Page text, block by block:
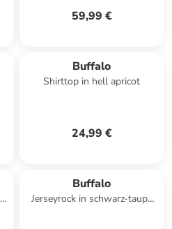
59,99 €
Buffalo
Shirttop in hell apricot
24,99 €
Buffalo
Jerseyrock in schwarz-taupe